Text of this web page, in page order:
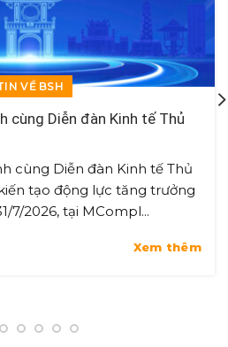
VỀ BSH
cùng Diễn đàn Kinh tế Thủ
cùng Diễn đàn Kinh tế Thủ
tạo động lực tăng trưởng
7/2026, tại MCompl...
Xem thêm